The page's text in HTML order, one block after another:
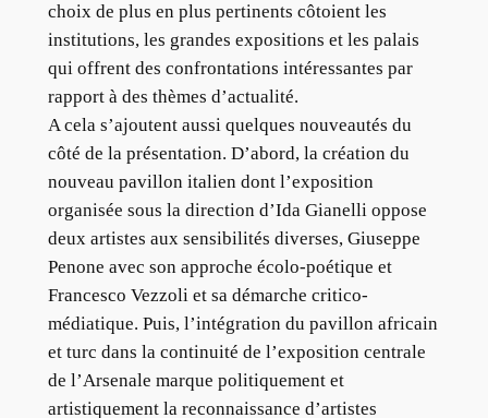
choix de plus en plus pertinents côtoient les
institutions, les grandes expositions et les palais
qui offrent des confrontations intéressantes par
rapport à des thèmes d’actualité.
A cela s’ajoutent aussi quelques nouveautés du
côté de la présentation. D’abord, la création du
nouveau pavillon italien dont l’exposition
organisée sous la direction d’Ida Gianelli oppose
deux artistes aux sensibilités diverses, Giuseppe
Penone avec son approche écolo-poétique et
Francesco Vezzoli et sa démarche critico-
médiatique. Puis, l’intégration du pavillon africain
et turc dans la continuité de l’exposition centrale
de l’Arsenale marque politiquement et
artistiquement la reconnaissance d’artistes